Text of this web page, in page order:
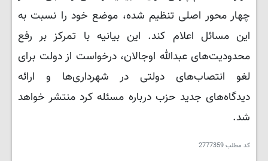
چهار محور اصلی تنظیم شده، موضع خود را نسبت به
این مسائل اعلام کند. این بیانیه با تمرکز بر رفع
محدودیت‌های عبدالله اوجالان، درخواست از دولت برای
لغو انتصاب‌های دولتی در شهرداری‌ها و ارائه
دیدگاه‌های جدید حزب درباره مسئله کرد منتشر خواهد
شد.
کد مطلب2777359